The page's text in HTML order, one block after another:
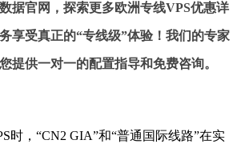
据官网，探索更多欧洲专线VPS优惠详
享受真正的“专线级”体验！我们的专家
提供一对一的配置指导和免费咨询。
时，“CN2 GIA”和“普通国际线路”在实